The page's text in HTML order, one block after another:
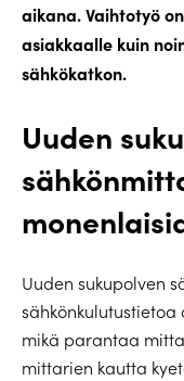
aikana. Vaihtotyö
asiakkaalle kuin
sähkökatkon.
Uuden
Uuden sukupolven
mikä parantaa
mittarien kautta